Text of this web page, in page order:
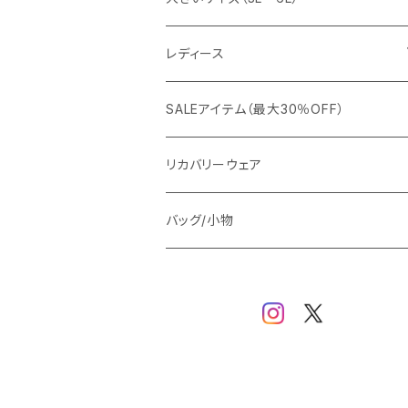
G-stage
TETEHOMME
TAION
フォーマル
Tシャツ/ポロシャツ
カジュアルジャケット
ビジネスジャケット
ブルゾン
コート
マウンテンパーカー/アウトドア
ダウン / 中綿アウター
ビジネス
セットアップ
ワイシャツ
カジュアル
ニット/Tシャツ/カットソー
スウェット/パーカー
アウター
レディース
アウター
トップス（ブラウス/カットソー）
ジャケット
SALEアイテム（最大30％OFF）
リカバリーウェア
バッグ/小物